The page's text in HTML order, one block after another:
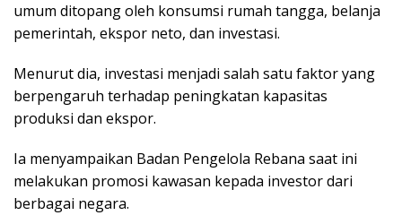
umum ditopang oleh konsumsi rumah tangga, belanja
pemerintah, ekspor neto, dan investasi.
Menurut dia, investasi menjadi salah satu faktor yang
berpengaruh terhadap peningkatan kapasitas
produksi dan ekspor.
Ia menyampaikan Badan Pengelola Rebana saat ini
melakukan promosi kawasan kepada investor dari
berbagai negara.